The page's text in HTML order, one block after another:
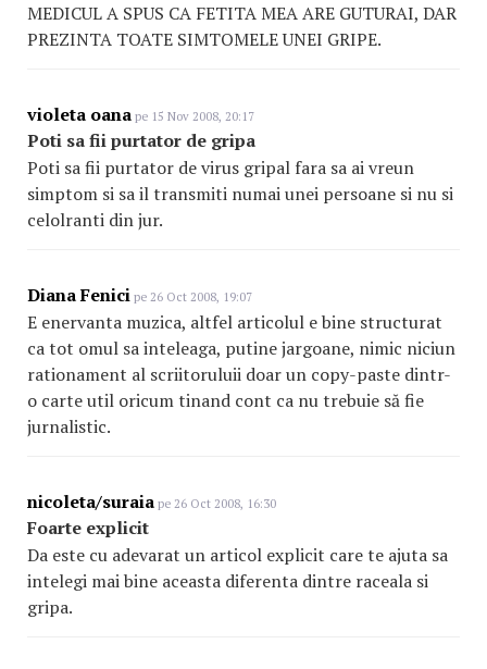
MEDICUL A SPUS CA FETITA MEA ARE GUTURAI, DAR
PREZINTA TOATE SIMTOMELE UNEI GRIPE.
violeta oana pe 15 Nov 2008, 20:17
Poti sa fii purtator de gripa
Poti sa fii purtator de virus gripal fara sa ai vreun
simptom si sa il transmiti numai unei persoane si nu si
celolranti din jur.
Diana Fenici pe 26 Oct 2008, 19:07
E enervanta muzica, altfel articolul e bine structurat
ca tot omul sa inteleaga, putine jargoane, nimic niciun
rationament al scriitoruluii doar un copy-paste dintr-
o carte util oricum tinand cont ca nu trebuie să fie
jurnalistic.
nicoleta/suraia pe 26 Oct 2008, 16:30
Foarte explicit
Da este cu adevarat un articol explicit care te ajuta sa
intelegi mai bine aceasta diferenta dintre raceala si
gripa.